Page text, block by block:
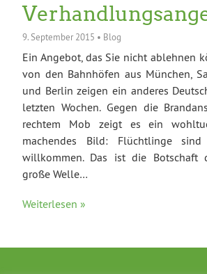
9. September 2015 • Blog
Ein Angebot, das Sie nicht ablehnen
von den Bahnhöfen aus München,
und Berlin zeigen ein anderes
letzten Wochen. Gegen die
rechtem Mob zeigt es ein
machendes Bild: Flüchtlinge
willkommen. Das ist die Botschaft
große Welle…
Weiterlesen »